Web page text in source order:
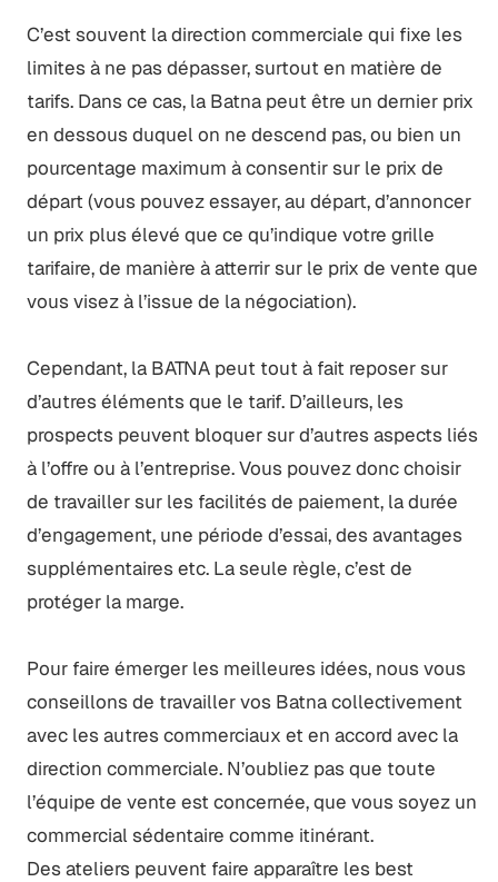
C’est souvent la direction commerciale qui fixe les
limites à ne pas dépasser, surtout en matière de
tarifs. Dans ce cas, la Batna peut être un dernier prix
en dessous duquel on ne descend pas, ou bien un
pourcentage maximum à consentir sur le prix de
départ (vous pouvez essayer, au départ, d’annoncer
un prix plus élevé que ce qu’indique votre grille
tarifaire, de manière à atterrir sur le prix de vente que
vous visez à l’issue de la négociation).
Cependant, la BATNA peut tout à fait reposer sur
d’autres éléments que le tarif. D’ailleurs, les
prospects peuvent bloquer sur d’autres aspects liés
à l’offre ou à l’entreprise. Vous pouvez donc choisir
de travailler sur les facilités de paiement, la durée
d’engagement, une période d’essai, des avantages
supplémentaires etc. La seule règle, c’est de
protéger la marge.
Pour faire émerger les meilleures idées, nous vous
conseillons de travailler vos Batna collectivement
avec les autres commerciaux et en accord avec la
direction commerciale. N’oubliez pas que toute
l’équipe de vente est concernée, que vous soyez un
commercial sédentaire comme itinérant.
Des ateliers peuvent faire apparaître les best